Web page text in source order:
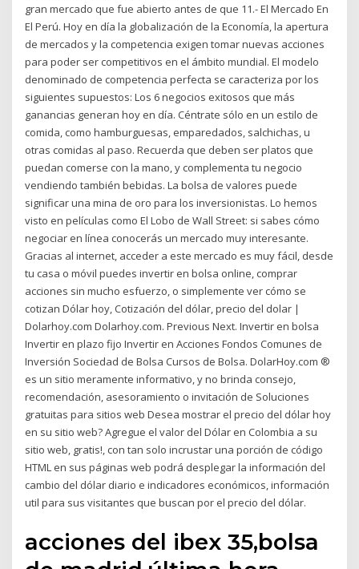
gran mercado que fue abierto antes de que 11.- El Mercado En
El Perú. Hoy en día la globalización de la Economía, la apertura
de mercados y la competencia exigen tomar nuevas acciones
para poder ser competitivos en el ámbito mundial. El modelo
denominado de competencia perfecta se caracteriza por los
siguientes supuestos: Los 6 negocios exitosos que más
ganancias generan hoy en día. Céntrate sólo en un estilo de
comida, como hamburguesas, emparedados, salchichas, u
otras comidas al paso. Recuerda que deben ser platos que
puedan comerse con la mano, y complementa tu negocio
vendiendo también bebidas. La bolsa de valores puede
significar una mina de oro para los inversionistas. Lo hemos
visto en películas como El Lobo de Wall Street: si sabes cómo
negociar en línea conocerás un mercado muy interesante.
Gracias al internet, acceder a este mercado es muy fácil, desde
tu casa o móvil puedes invertir en bolsa online, comprar
acciones sin mucho esfuerzo, o simplemente ver cómo se
cotizan Dólar hoy, Cotización del dólar, precio del dolar |
Dolarhoy.com Dolarhoy.com. Previous Next. Invertir en bolsa
Invertir en plazo fijo Invertir en Acciones Fondos Comunes de
Inversión Sociedad de Bolsa Cursos de Bolsa. DolarHoy.com ®
es un sitio meramente informativo, y no brinda consejo,
recomendación, asesoramiento o invitación de Soluciones
gratuitas para sitios web Desea mostrar el precio del dólar hoy
en su sitio web? Agregue el valor del Dólar en Colombia a su
sitio web, gratis!, con tan solo incrustar una porción de código
HTML en sus páginas web podrá desplegar la información del
cambio del dólar diario e indicadores económicos, información
util para sus visitantes que buscan por el precio del dólar.
acciones del ibex 35,bolsa